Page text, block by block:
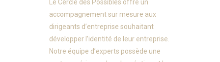
Le Cercle des Possibles offre un
accompagnement sur mesure aux
dirigeants d’entreprise souhaitant
développer l’identité de leur entreprise.
Notre équipe d’experts possède une